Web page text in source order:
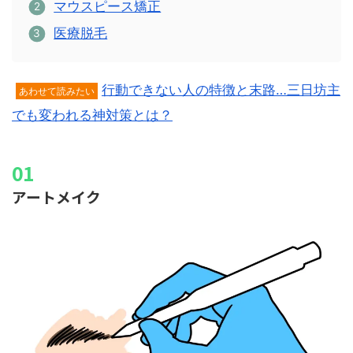
マウスピース矯正
医療脱毛
あわせて読みたい 行動できない人の特徴と末路…三日坊主
でも変われる神対策とは？
アートメイク